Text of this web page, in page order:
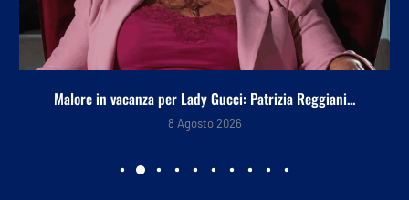
Malore in vacanza per Lady Gucci: Patrizia Reggiani...
8 Agosto 2026